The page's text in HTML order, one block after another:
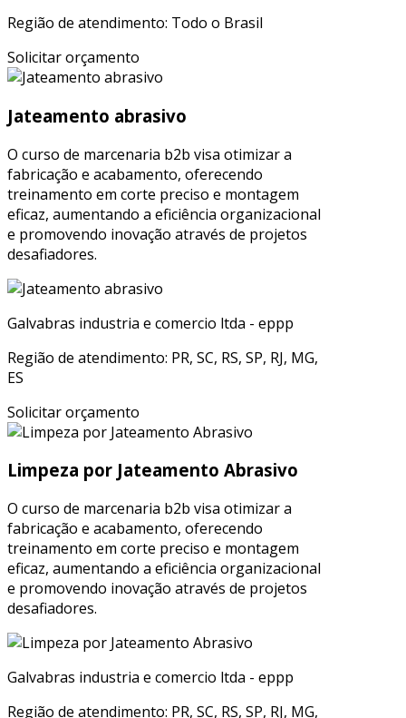
Região de atendimento: Todo o Brasil
Solicitar orçamento
Jateamento abrasivo
O curso de marcenaria b2b visa otimizar a
fabricação e acabamento, oferecendo
treinamento em corte preciso e montagem
eficaz, aumentando a eficiência organizacional
e promovendo inovação através de projetos
desafiadores.
Galvabras industria e comercio ltda - eppp
Região de atendimento: PR, SC, RS, SP, RJ, MG,
ES
Solicitar orçamento
Limpeza por Jateamento Abrasivo
O curso de marcenaria b2b visa otimizar a
fabricação e acabamento, oferecendo
treinamento em corte preciso e montagem
eficaz, aumentando a eficiência organizacional
e promovendo inovação através de projetos
desafiadores.
Galvabras industria e comercio ltda - eppp
Região de atendimento: PR, SC, RS, SP, RJ, MG,